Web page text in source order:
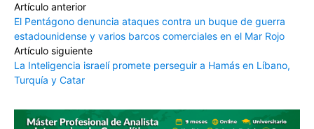
Artículo anterior
El Pentágono denuncia ataques contra un buque de guerra
estadounidense y varios barcos comerciales en el Mar Rojo
Artículo siguiente
La Inteligencia israelí promete perseguir a Hamás en Líbano,
Turquía y Catar